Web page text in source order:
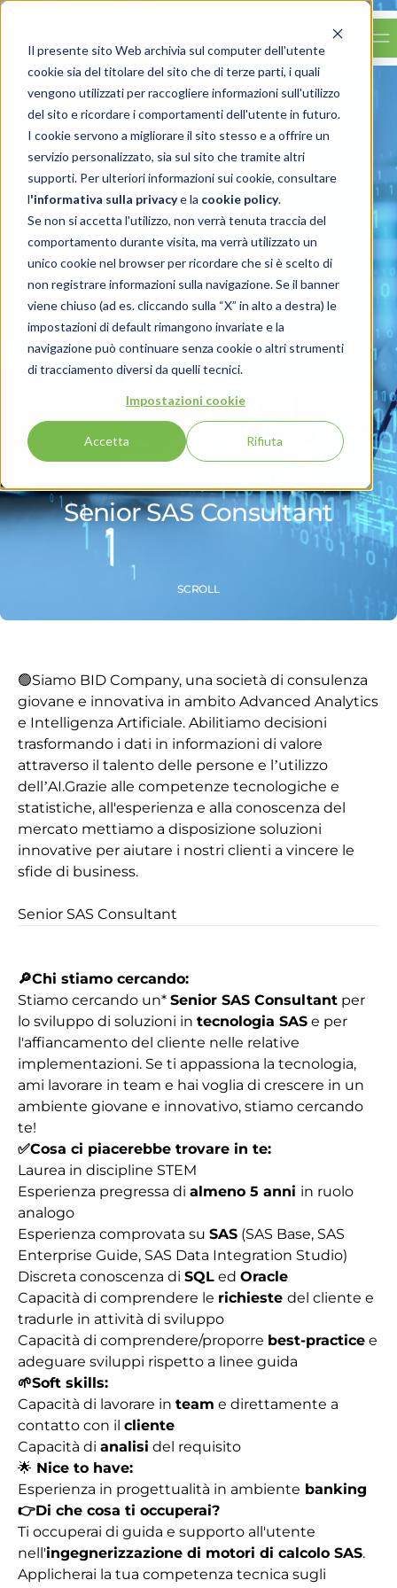
Il presente sito Web archivia sul computer dell'utente
cookie sia del titolare del sito che di terze parti, i quali
vengono utilizzati per raccogliere informazioni sull'utilizzo
del sito e ricordare i comportamenti dell'utente in futuro.
I cookie servono a migliorare il sito stesso e a offrire un
servizio personalizzato, sia sul sito che tramite altri
supporti. Per ulteriori informazioni sui cookie, consultare
l'informativa sulla privacye la cookie policy.
Se non si accetta l'utilizzo, non verrà tenuta traccia del
comportamento durante visita, ma verrà utilizzato un
unico cookie nel browser per ricordare che si è scelto di
non registrare informazioni sulla navigazione. Se il banner
viene chiuso (ad es. cliccando sulla “X” in alto a destra) le
impostazioni di default rimangono invariate e la
navigazione può continuare senza cookie o altri strumenti
di tracciamento diversi da quelli tecnici.
Impostazioni cookie
Accetta Rifiuta
SCROLL
Senior SAS Consultant
🟢Siamo BID Company, una società di consulenza
giovane e innovativa in ambito Advanced Analytics
e Intelligenza Artificiale. Abilitiamo decisioni
trasformando i dati in informazioni di valore
attraverso il talento delle persone e l’utilizzo
dell’AI.Grazie alle competenze tecnologiche e
statistiche, all'esperienza e alla conoscenza del
mercato mettiamo a disposizione soluzioni
innovative per aiutare i nostri clienti a vincere le
sfide di business.
Senior SAS Consultant
🔎Chi stiamo cercando:
Stiamo cercando un* Senior SAS Consultant per
lo sviluppo di soluzioni in tecnologia SAS e per
l'affiancamento del cliente nelle relative
implementazioni. Se ti appassiona la tecnologia,
ami lavorare in team e hai voglia di crescere in un
ambiente giovane e innovativo, stiamo cercando
te!
✅Cosa ci piacerebbe trovare in te:
Laurea in discipline STEM
Esperienza pregressa di almeno 5 anni in ruolo
analogo
Esperienza comprovata su SAS (SAS Base, SAS
Enterprise Guide, SAS Data Integration Studio)
Discreta conoscenza di SQL ed Oracle
Capacità di comprendere le richieste del cliente e
tradurle in attività di sviluppo
Capacità di comprendere/proporre best-practice e
adeguare sviluppi rispetto a linee guida
🌱Soft skills:
Capacità di lavorare in team e direttamente a
contatto con il cliente
Capacità di analisi del requisito
🌟 Nice to have:
Esperienza in progettualità in ambiente banking
👉Di che cosa ti occuperai?
Ti occuperai di guida e supporto all'utente
nell'ingegnerizzazione di motori di calcolo SAS.
Applicherai la tua competenza tecnica sugli